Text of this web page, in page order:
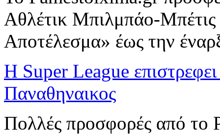
Αθλέτικ Μπιλμπάο-Μπέτις
Αποτέλεσμα» έως την
Η Super League
Παναθηναικος
Πολλές προσφορές από το